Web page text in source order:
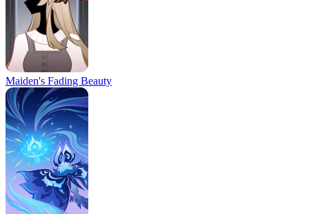
Maiden's Fading Beauty